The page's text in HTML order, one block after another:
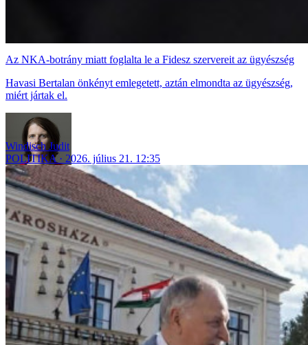
Az NKA-botrány miatt foglalta le a Fidesz szervereit az ügyészség
Havasi Bertalan önkényt emlegetett, aztán elmondta az ügyészség,
miért jártak el.
Windisch Judit
POLITIKA
2026. július 21. 12:35